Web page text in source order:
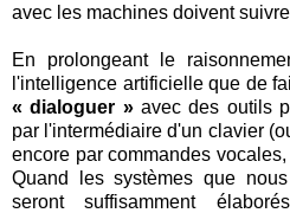
avec les machines doivent
En prolongeant le
l'intelligence artificielle que de
« dialoguer »avec des outils
par l'intermédiaire d'un clavier
encore par commandes
Quand les systèmes que
seront suffisamment